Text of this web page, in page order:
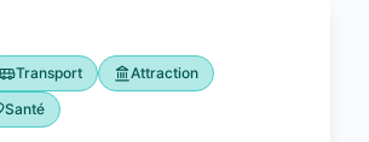
Transport
Attraction
Santé